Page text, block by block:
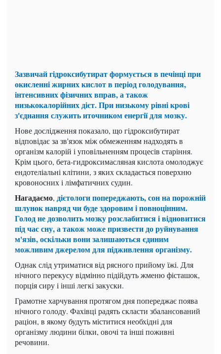
Зазвичай гідроксибутират формується в печінці при
окисленні жирних кислот в період голодування,
інтенсивних фізичних вправ, а також
низькокалорійних дієт. При низькому рівні крові
з'єднання служить иточником енергії для мозку.
Нове дослідження показало, що гідроксибутират
відповідає за зв'язок між обмеженням надходять в
організм калорій і уповільненням процесів старіння.
Крім цього, бета-гидроксимасляная кислота омолоджує
ендотеліальні клітини, з яких складається поверхню
кровоносних і лімфатичних судин.
Нагадаємо, дієтологи попереджають, сон на порожній
шлунок навряд чи буде здоровим і повноцінним.
Голод не дозволить мозку розслабитися і відновитися
під час сну, а також може призвести до руйнування
м'язів, оскільки вони залишаються єдиним
можливим джерелом для підживлення організму.
Однак слід утриматися від рясного прийому їжі. Для
нічного перекусу відмінно підійдуть жменю фісташок,
порція сиру і інші легкі закуски.
Грамотне харчування протягом дня попереджає поява
нічного голоду. Фахівці радять скласти збалансований
раціон, в якому будуть міститися необхідні для
організму людини білки, овочі та інші поживні
речовини.